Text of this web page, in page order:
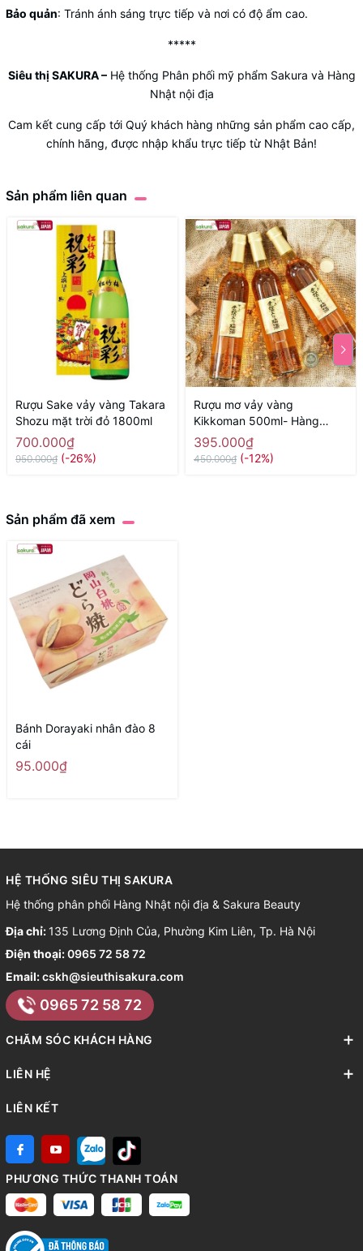
Bảo quản: Tránh ánh sáng trực tiếp và nơi có độ ẩm cao.
*****
Siêu thị SAKURA –Hệ thống Phân phối mỹ phẩm Sakura và Hàng
Nhật nội địa
Cam kết cung cấp tới Quý khách hàng những sản phẩm cao cấp,
chính hãng, được nhập khẩu trực tiếp từ Nhật Bản!
Sản phẩm liên quan
Rượu Sake vảy vàng Takara
Shozu mặt trời đỏ 1800ml
700.000₫
950.000₫ (-26%)
Rượu mơ vảy vàng
Kikkoman 500ml- Hàng
Nhật nội địa
395.000₫
450.000₫ (-12%)
Sản phẩm đã xem
Bánh Dorayaki nhân đào 8
cái
95.000₫
HỆ THỐNG SIÊU THỊ SAKURA
Hệ thống phân phối Hàng Nhật nội địa & Sakura Beauty
Địa chỉ: 135 Lương Định Của, Phường Kim Liên, Tp. Hà Nội
Điện thoại:0965 72 58 72
Email:cskh@sieuthisakura.com
0965 72 58 72
CHĂM SÓC KHÁCH HÀNG
LIÊN HỆ
LIÊN KẾT
PHƯƠNG THỨC THANH TOÁN